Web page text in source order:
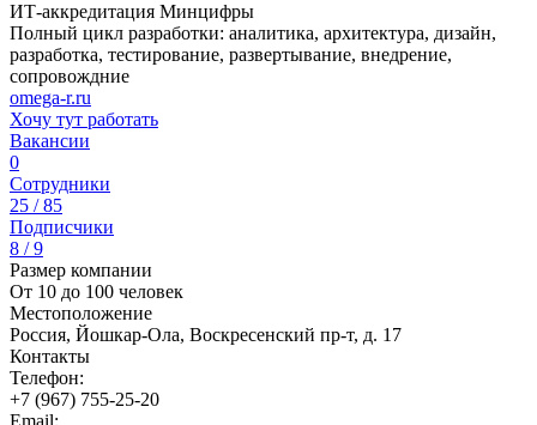
ИТ-аккредитация Минцифры
Полный цикл разработки: аналитика, архитектура, дизайн,
разработка, тестирование, развертывание, внедрение,
сопровождние
omega-r.ru
Хочу тут работать
Вакансии
0
Сотрудники
25 / 85
Подписчики
8 / 9
Размер компании
От 10 до 100 человек
Местоположение
Россия, Йошкар-Ола, Воскресенский пр-т, д. 17
Контакты
Телефон:
+7 (967) 755-25-20
Email: